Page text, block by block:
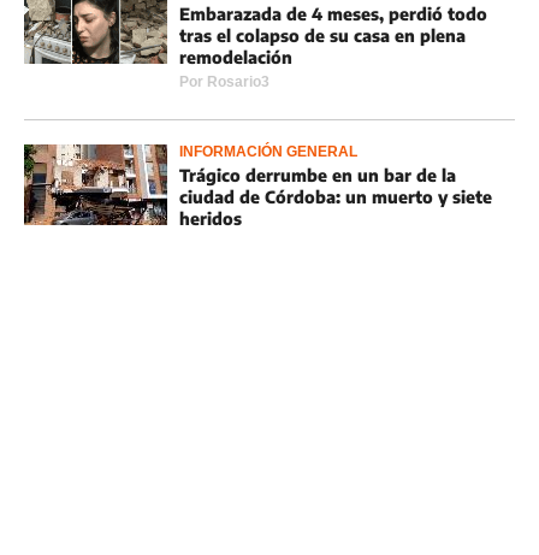
Embarazada de 4 meses, perdió todo
tras el colapso de su casa en plena
remodelación
Por Rosario3
INFORMACIÓN GENERAL
Trágico derrumbe en un bar de la
ciudad de Córdoba: un muerto y siete
heridos